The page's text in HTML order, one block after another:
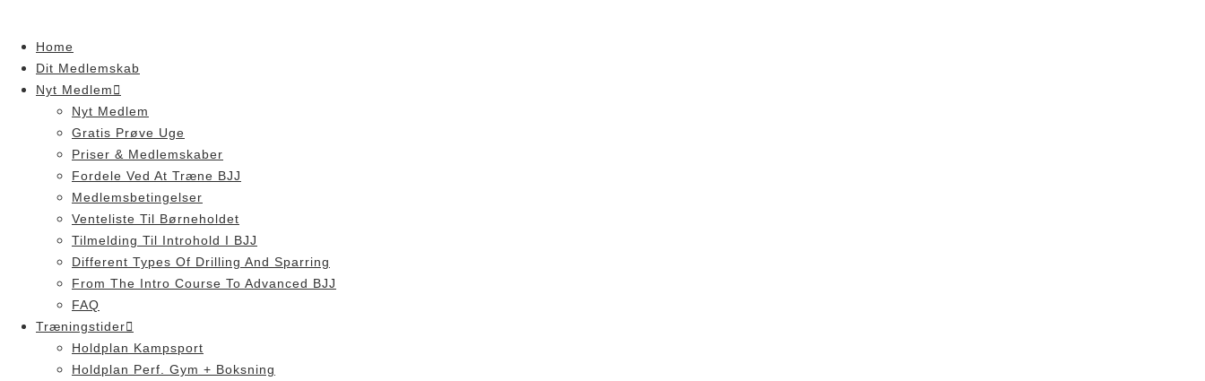
contentHome
Dit Medlemskab
Nyt Medlem
Nyt Medlem
Gratis Prøve Uge
Priser & Medlemskaber
Fordele Ved At Træne BJJ
Medlemsbetingelser
Venteliste Til Børneholdet
Tilmelding Til Introhold I BJJ
Different Types Of Drilling And Sparring
From The Intro Course To Advanced BJJ
FAQ
Træningstider
Holdplan Kampsport
Holdplan Perf. Gym + Boksning